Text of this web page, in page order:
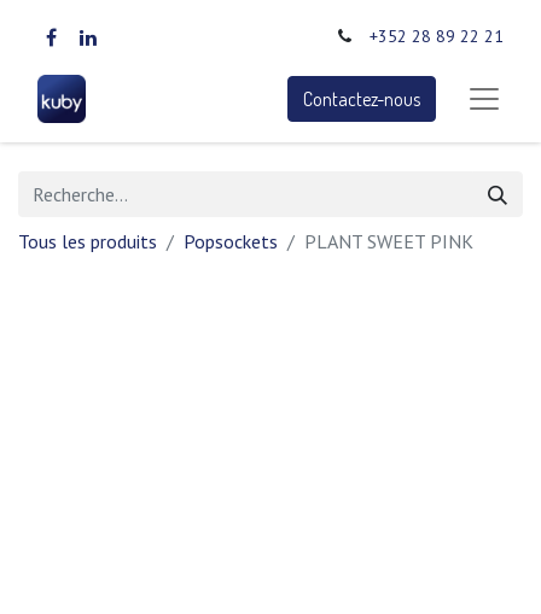
+352 28 89 22 21
Contactez-nous
Tous les produits Popsockets PLANT SWEET PINK